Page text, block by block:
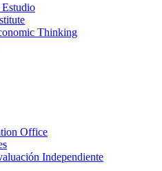
Estudio
Thinking
Office
Independiente